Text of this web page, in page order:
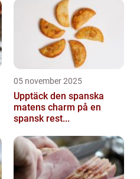
05 november 2025
Upptäck den spanska
matens charm på en
spansk rest...